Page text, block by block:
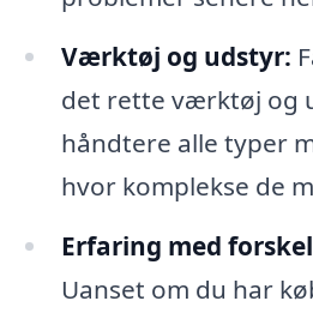
Værktøj og udstyr:
det rette værktøj og
håndtere alle typer
hvor komplekse de
Erfaring med
Uanset om du har